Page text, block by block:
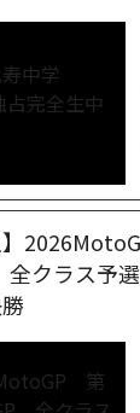
】
クラス予